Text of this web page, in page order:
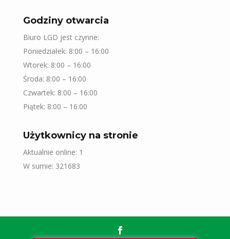
Godziny otwarcia
Biuro LGD jest czynne:
Poniedziałek: 8:00 – 16:00
Wtorek: 8:00 – 16:00
Środa: 8:00 – 16:00
Czwartek: 8:00 – 16:00
Piątek: 8:00 – 16:00
Użytkownicy na stronie
Aktualnie online: 1
W sumie: 321683